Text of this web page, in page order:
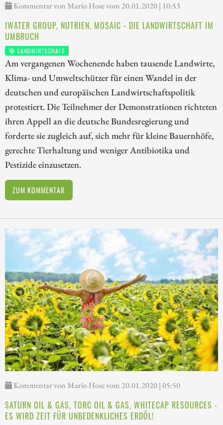
Kommentar von Mario Hose vom 20.01.2020 | 10:53
IWATER GROUP, NUTRIEN, MOSAIC - DIE LANDWIRTSCHAFT IM
UMBRUCH
LANDWIRTSCHAFT
Am vergangenen Wochenende haben tausende Landwirte,
Klima- und Umweltschützer für einen Wandel in der
deutschen und europäischen Landwirtschaftspolitik
protestiert. Die Teilnehmer der Demonstrationen richteten
ihren Appell an die deutsche Bundesregierung und
forderte sie zugleich auf, sich mehr für kleine Bauernhöfe,
gerechte Tierhaltung und weniger Antibiotika und
Pestizide einzusetzen.
ZUM KOMMENTAR
Kommentar von Mario Hose vom 20.01.2020 | 05:50
SATURN OIL & GAS, TORC OIL & GAS, WHITECAP RESOURCES -
ES WIRD ZEIT FÜR UNBEDENKLICHES ERDÖL!